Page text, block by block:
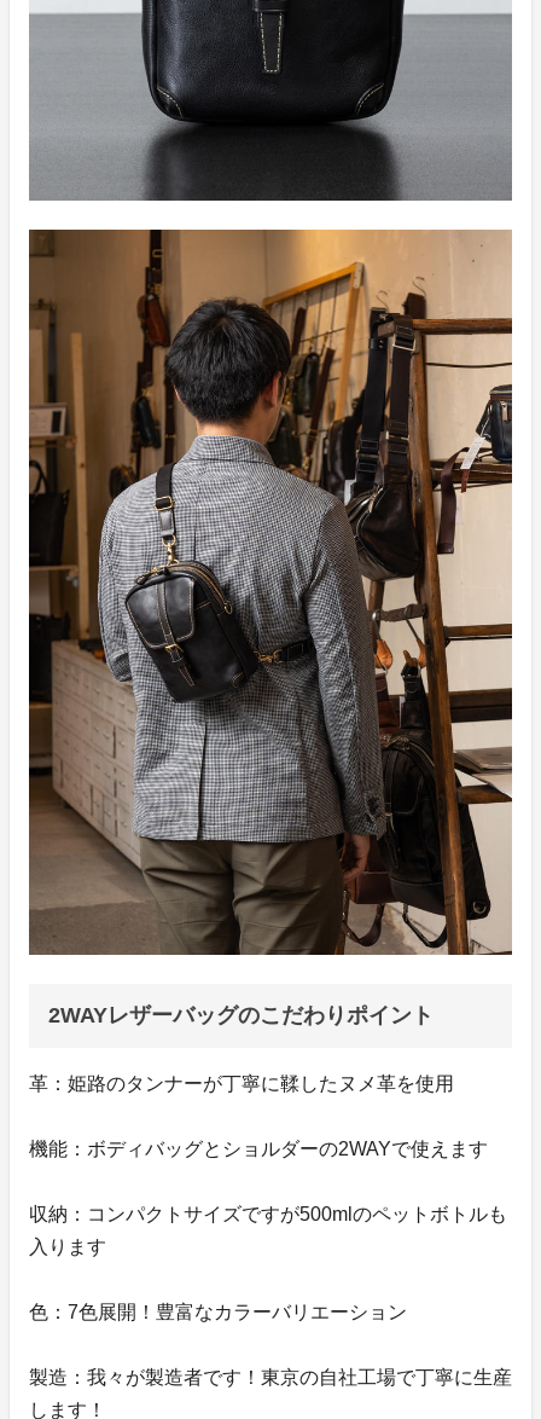
2WAYレザーバッグのこだわりポイント
革：姫路のタンナーが丁寧に鞣したヌメ革を使用
機能：ボディバッグとショルダーの2WAYで使えます
収納：コンパクトサイズですが500mlのペットボトルも
入ります
色：7色展開！豊富なカラーバリエーション
製造：我々が製造者です！東京の自社工場で丁寧に生産
します！